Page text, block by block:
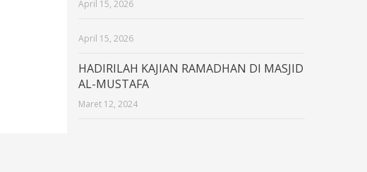
April 15, 2026
April 15, 2026
HADIRILAH KAJIAN RAMADHAN DI MASJID
AL-MUSTAFA
Maret 12, 2024